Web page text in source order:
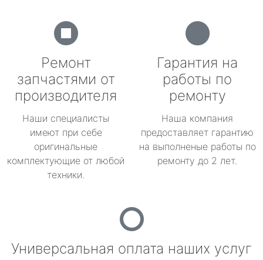
Ремонт
запчастями от
производителя
Наши специалисты
имеют при себе
оригинальные
комплектующие от любой
техники.
Гарантия на
работы по
ремонту
Наша компания
предоставляет гарантию
на выполненые работы по
ремонту до 2 лет.
Универсальная оплата наших услуг